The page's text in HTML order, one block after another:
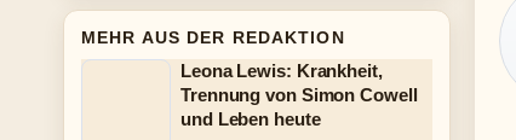
MEHR AUS DER REDAKTION
Leona Lewis: Krankheit,
Trennung von Simon Cowell
und Leben heute